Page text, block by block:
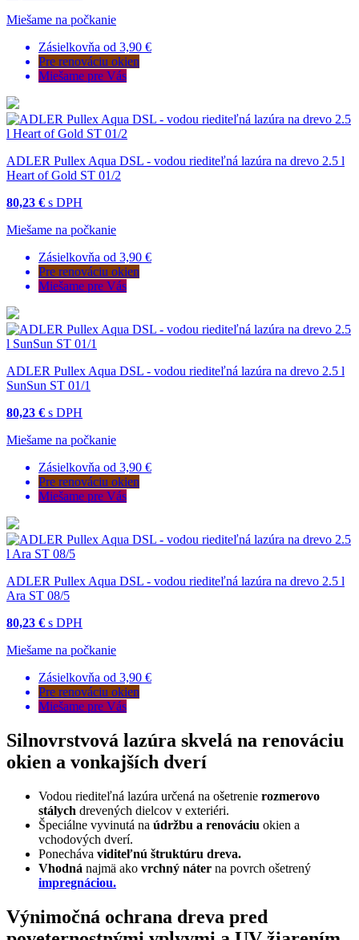
Miešame na počkanie
Zásielkovňa od 3,90 €
Pre renováciu okien
Miešame pre Vás
ADLER Pullex Aqua DSL - vodou riediteľná lazúra na drevo 2.5 l
Heart of Gold ST 01/2
80,23 € s DPH
Miešame na počkanie
Zásielkovňa od 3,90 €
Pre renováciu okien
Miešame pre Vás
ADLER Pullex Aqua DSL - vodou riediteľná lazúra na drevo 2.5 l
SunSun ST 01/1
80,23 € s DPH
Miešame na počkanie
Zásielkovňa od 3,90 €
Pre renováciu okien
Miešame pre Vás
ADLER Pullex Aqua DSL - vodou riediteľná lazúra na drevo 2.5 l
Ara ST 08/5
80,23 € s DPH
Miešame na počkanie
Zásielkovňa od 3,90 €
Pre renováciu okien
Miešame pre Vás
Silnovrstvová lazúra skvelá na renováciu
okien a vonkajších dverí
Vodou riediteľná lazúra určená na ošetrenie rozmerovo
stálych drevených dielcov v exteriéri.
Špeciálne vyvinutá na údržbu a renováciu okien a
vchodových dverí.
Ponecháva viditeľnú štruktúru dreva.
Vhodná najmä ako vrchný náter na povrch ošetrený
impregnáciou.
Výnimočná ochrana dreva pred